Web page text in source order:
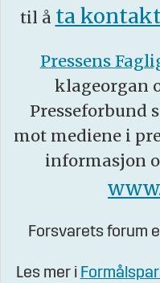
til å ta
Pressens
klageorgan
Presseforbund
mot mediene i
informasjon
Forsvarets forum
Les mer i